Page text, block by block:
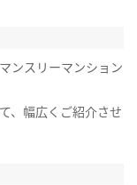
ンスリーマンション
、幅広くご紹介させ